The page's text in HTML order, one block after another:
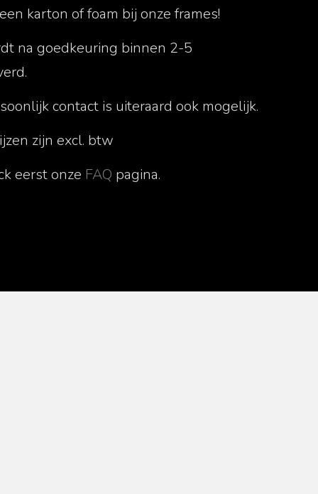
karton of foam bij onze frames!
na goedkeuring binnen 2-5
contact is uiteraard ook mogelijk.
zijn excl. btw
eerst onze FAQ pagina.